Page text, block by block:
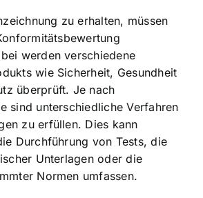
zu erhalten, müssen
werden verschiedene
wie Sicherheit, Gesundheit
überprüft. Je nach
sind unterschiedliche Verfahren
zu erfüllen. Dies kann
Durchführung von Tests, die
Unterlagen oder die
Normen umfassen.